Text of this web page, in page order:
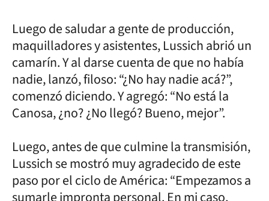
Luego de saludar a gente de producción,
maquilladores y asistentes, Lussich abrió un
camarín. Y al darse cuenta de que no había
nadie, lanzó, filoso: “¿No hay nadie acá?”,
comenzó diciendo. Y agregó: “No está la
Canosa, ¿no? ¿No llegó? Bueno, mejor”.
Luego, antes de que culmine la transmisión,
Lussich se mostró muy agradecido de este
paso por el ciclo de América: “Empezamos a